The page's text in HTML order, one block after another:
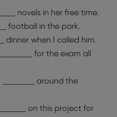
novels in her free time.
football in the park.
dinner when I called him.
for the exam all
________ around the
on this project for